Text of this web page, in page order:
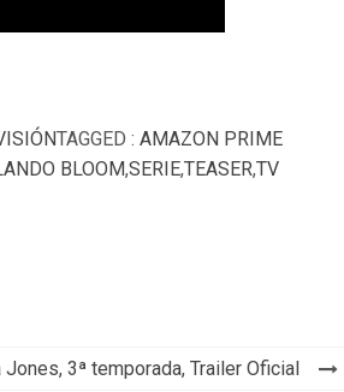
TAGGED : AMAZON PRIME
BLOOM,SERIE,TEASER,TV
3ª temporada, Trailer Oficial